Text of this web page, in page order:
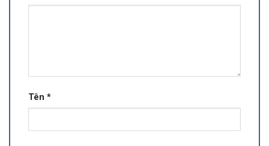
Tên *